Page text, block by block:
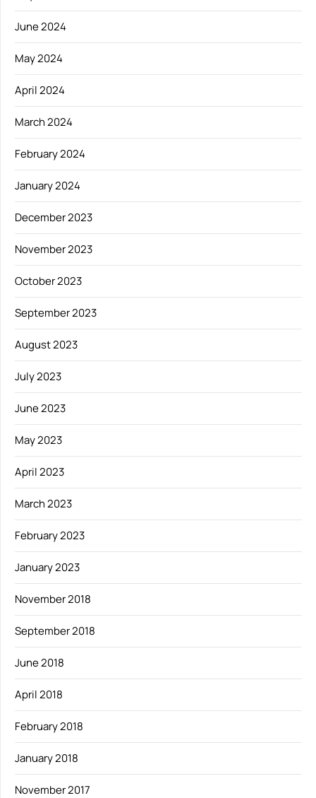
June 2024
May 2024
April 2024
March 2024
February 2024
January 2024
December 2023
November 2023
October 2023
September 2023
August 2023
July 2023
June 2023
May 2023
April 2023
March 2023
February 2023
January 2023
November 2018
September 2018
June 2018
April 2018
February 2018
January 2018
November 2017